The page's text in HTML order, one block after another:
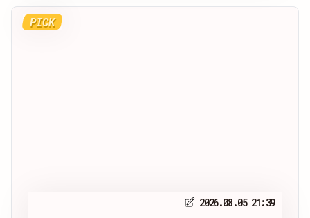
PICK
2026.08.05 21:39